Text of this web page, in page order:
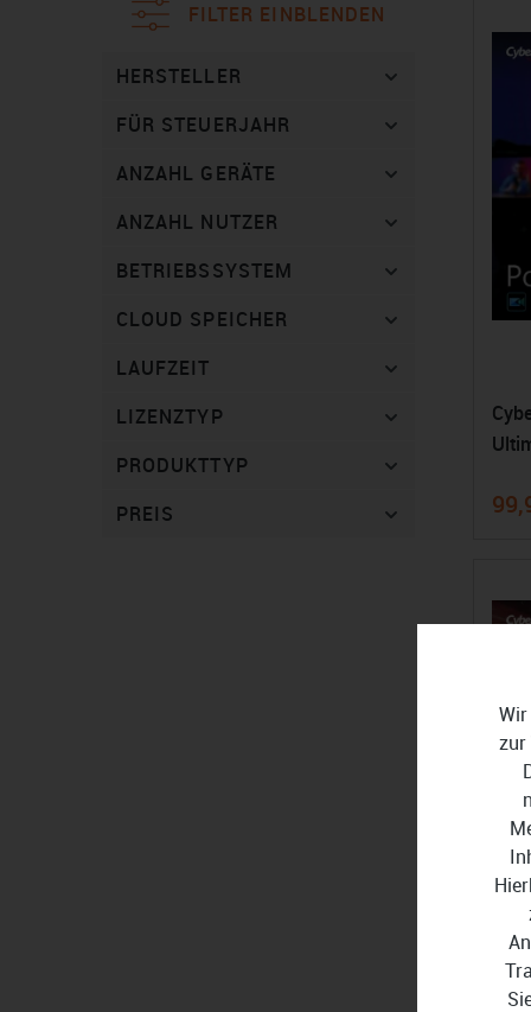
FILTER EINBLENDEN
HERSTELLER
FÜR STEUERJAHR
ANZAHL GERÄTE
ANZAHL NUTZER
BETRIEBSSYSTEM
CLOUD SPEICHER
LAUFZEIT
LIZENZTYP
PRODUKTTYP
PREIS
zur